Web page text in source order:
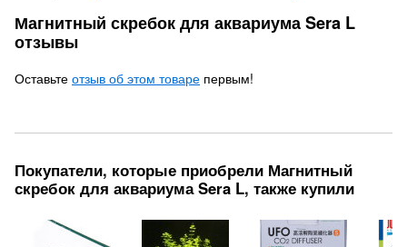
Магнитный скребок для аквариума Sera L
отзывы
Оставьте отзыв об этом товаре первым!
Покупатели, которые приобрели Магнитный
скребок для аквариума Sera L, также купили